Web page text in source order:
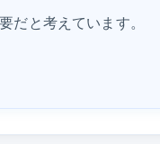
だと考えています。